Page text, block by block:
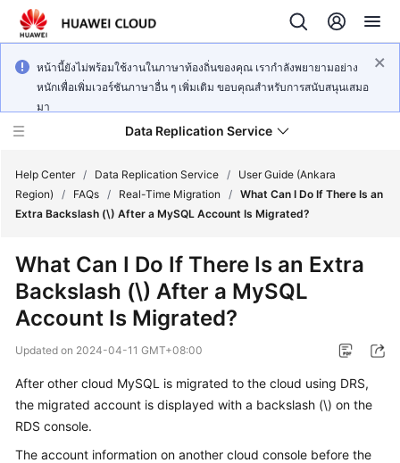
หน้านี้ยังไม่พร้อมใช้งานในภาษาท้องถิ่นของคุณ เรากำลังพยายามอย่าง
หนักเพื่อเพิ่มเวอร์ชันภาษาอื่น ๆ เพิ่มเติม ขอบคุณสำหรับการสนับสนุนเสมอ
มา
Data Replication Service
Service
Overview
Billing
Getting
Started
User
Help Center / Data Replication Service /
User Guide (Ankara
Region)
/ FAQs / Real-Time Migration / What Can I Do If There Is an
Extra Backslash (\) After a MySQL Account Is Migrated?
What Can I Do If There Is an Extra
Backslash (\) After a MySQL
Account Is Migrated?
Updated on 2024-04-11 GMT+08:00
After other cloud MySQL is migrated to the cloud using DRS,
the migrated account is displayed with a backslash (\) on the
RDS console.
The account information on another cloud console before the